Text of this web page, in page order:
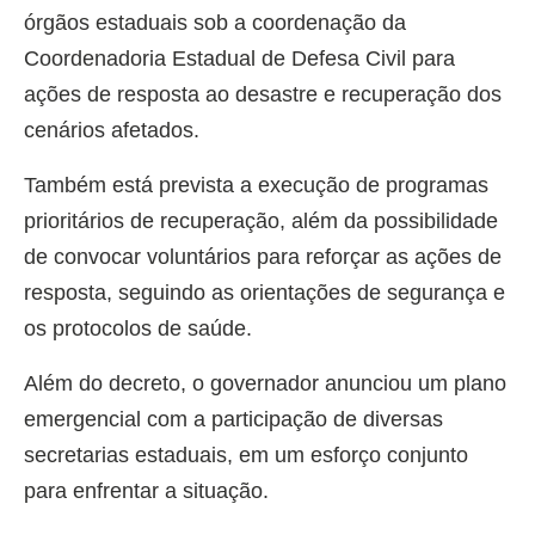
órgãos estaduais sob a coordenação da
Coordenadoria Estadual de Defesa Civil para
ações de resposta ao desastre e recuperação dos
cenários afetados.
Também está prevista a execução de programas
prioritários de recuperação, além da possibilidade
de convocar voluntários para reforçar as ações de
resposta, seguindo as orientações de segurança e
os protocolos de saúde.
Além do decreto, o governador anunciou um plano
emergencial com a participação de diversas
secretarias estaduais, em um esforço conjunto
para enfrentar a situação.